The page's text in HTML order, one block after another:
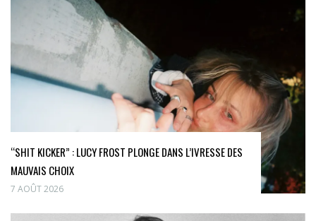
“SHIT KICKER” : LUCY FROST PLONGE DANS L’IVRESSE DES
MAUVAIS CHOIX
7 AOÛT 2026